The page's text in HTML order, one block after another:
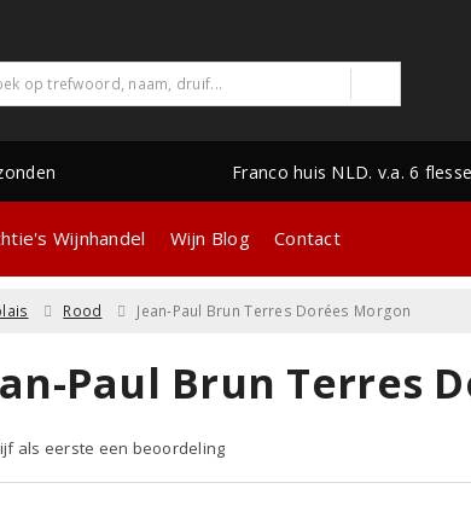
Franco huis NLD. v.a. 6
Wijnhandel Wijn Blog Contact
Rood Jean-Paul Brun Terres Dorées Morgon
Paul Brun Terres
als eerste een beoordeling